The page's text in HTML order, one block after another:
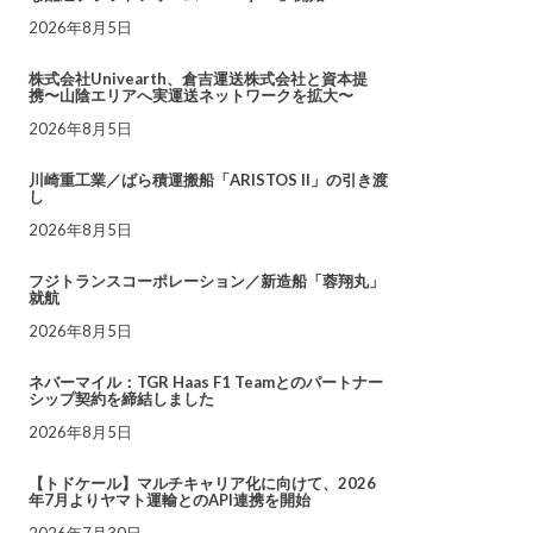
2026年8月5日
株式会社Univearth、倉吉運送株式会社と資本提
携〜山陰エリアへ実運送ネットワークを拡大〜
2026年8月5日
川崎重工業／ばら積運搬船「ARISTOS II」の引き渡
し
2026年8月5日
フジトランスコーポレーション／新造船「蓉翔丸」
就航
2026年8月5日
ネバーマイル：TGR Haas F1 Teamとのパートナー
シップ契約を締結しました
2026年8月5日
【トドケール】マルチキャリア化に向けて、2026
年7月よりヤマト運輸とのAPI連携を開始